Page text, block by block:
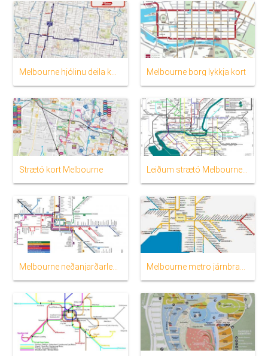
Melbourne hjólinu deila kort Melbourne borg lykkja kort
Strætó kort Melbourne Leiðum strætó Melbourne kort
Melbourne neðanjarðarlestinni kort Melbourne metro járnbrautum kort